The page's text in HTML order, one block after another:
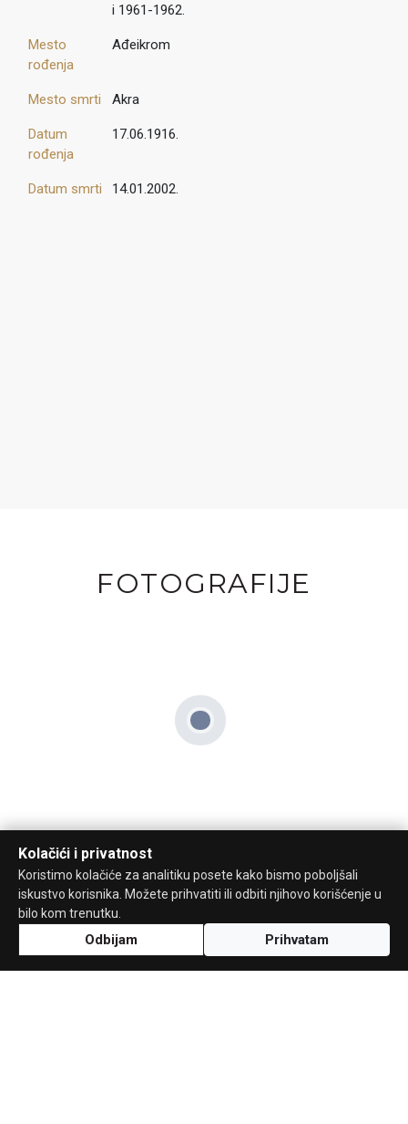
i 1961-1962.
Mesto
rođenja
Ađeikrom
Mesto smrti Akra
Datum
rođenja
17.06.1916.
Datum smrti 14.01.2002.
FOTOGRAFIJE
Kolačići i privatnost
Koristimo kolačiće za analitiku posete kako bismo poboljšali
iskustvo korisnika. Možete prihvatiti ili odbiti njihovo korišćenje u
bilo kom trenutku.
Odbijam Prihvatam